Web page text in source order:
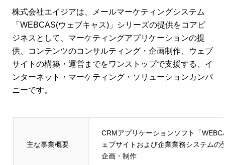
株式会社エイジアは、メールマーケティングシステム
「WEBCAS(ウェブキャス)」シリーズの提供をコアビ
ジネスとして、マーケティングアプリケーションの提
供、コンテンツのコンサルティング・企画制作、ウェブ
サイトの構築・運営までをワンストップで支援する、イ
ンターネット・マーケティング・ソリューションカンパ
ニーです。
主な事業概要
CRMアプリケーションソフト「
ェブサイトおよび企業業務システム
企画・制作